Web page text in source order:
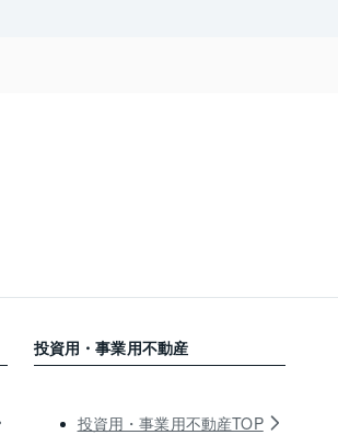
投資用・事業用不動産
投資用・事業用不動産TOP